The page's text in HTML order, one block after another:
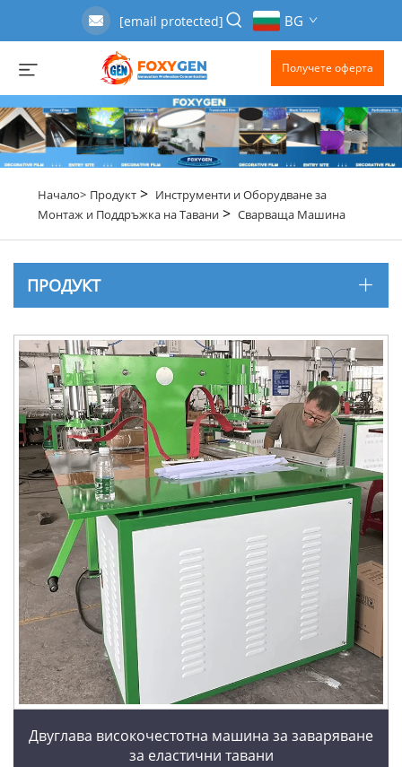
[email protected] BG
Получете оферта
Начало> Продукт> Инструменти и Оборудване за
Монтаж и Поддръжка на Тавани> Сварваща Машина
ПРОДУКТ
Двуглава високочестотна машина за заваряване
за еластични тавани